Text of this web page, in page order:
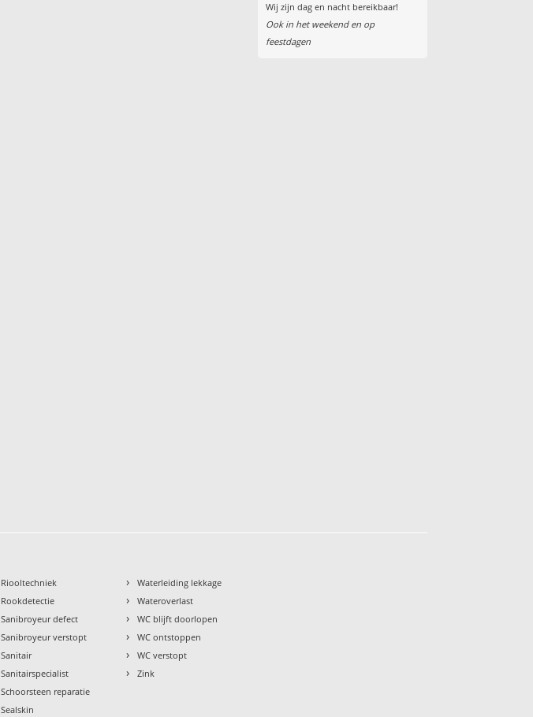
Wij zijn dag en nacht bereikbaar!
Ook in het weekend en op
feestdagen
Riooltechniek
Rookdetectie
Sanibroyeur defect
Sanibroyeur verstopt
Sanitair
Sanitairspecialist
Schoorsteen reparatie
Sealskin
› Waterleiding lekkage
› Wateroverlast
› WC blijft doorlopen
› WC ontstoppen
› WC verstopt
› Zink